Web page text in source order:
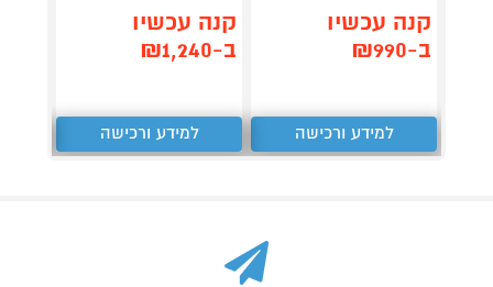
קנה עכשיו
ב-₪990
למידע ורכישה
קנה עכשיו
ב-₪1,240
למידע ורכישה